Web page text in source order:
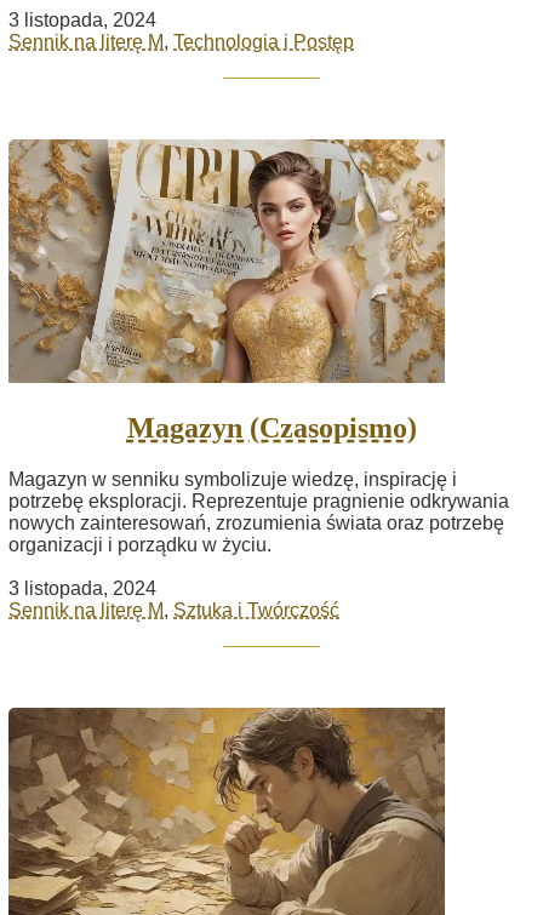
3 listopada, 2024
Sennik na literę M, Technologia i Postęp
Magazyn (Czasopismo)
Magazyn w senniku symbolizuje wiedzę, inspirację i
potrzebę eksploracji. Reprezentuje pragnienie odkrywania
nowych zainteresowań, zrozumienia świata oraz potrzebę
organizacji i porządku w życiu.
3 listopada, 2024
Sennik na literę M, Sztuka i Twórczość